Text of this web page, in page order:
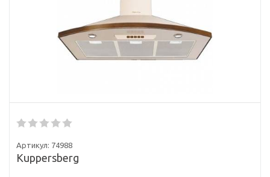
Артикул: 74988
Kuppersberg